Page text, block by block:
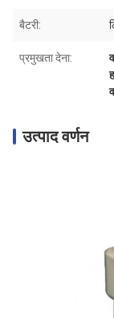
बैटरी:
प्रमुखता देना:
उत्पाद वर्णन